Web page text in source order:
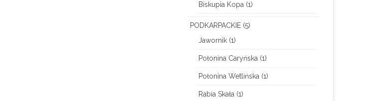
Biskupia Kopa (1)
PODKARPACKIE(5)
Jawornik(1)
Połonina Caryńska (1)
Połonina Wetlińska (1)
Rabia Skała (1)